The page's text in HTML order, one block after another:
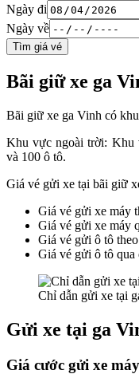
Ngày đi
Ngày về
Tìm giá vé
Bãi giữ xe ga
Bãi giữ xe ga Vinh có
Khu vực ngoài trời: Khu
và 100 ô tô.
Giá vé gửi xe tại bãi giữ
Giá vé gửi xe máy
Giá vé gửi xe máy
Giá vé gửi ô tô
Giá vé gửi ô tô qua
Chỉ dẫn gửi xe tại
Gửi xe tại ga
Giá cước gửi xe